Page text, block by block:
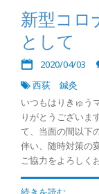
新型コロ
として
2020/04/03
西荻 鍼灸
いつもはりきゅう
りがとうございま
て、当面の間以下
伴い、随時対策の
ご協力をよろしく